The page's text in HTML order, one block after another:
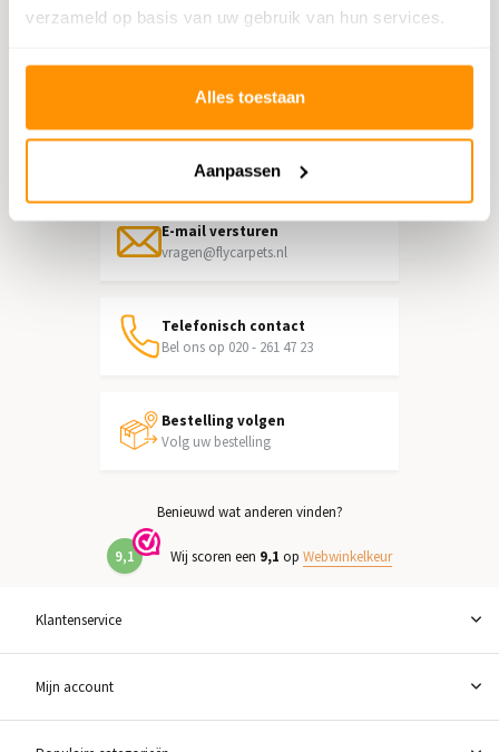
verzameld op basis van uw gebruik van hun services.
Alles toestaan
Aanpassen
Informatie over het terugsturen
Chat direct
E-mail versturen
vragen@flycarpets.nl
Telefonisch contact
Bel ons op 020 - 261 47 23
Bestelling volgen
Volg uw bestelling
Benieuwd wat anderen vinden?
9,1 Wij scoren een 9,1 op Webwinkelkeur
Klantenservice
Mijn account